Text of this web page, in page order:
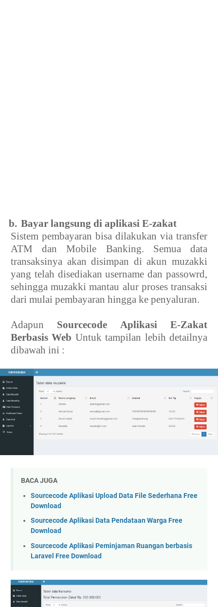
Bayar langsung di aplikasi E-zakat
Sistem pembayaran bisa dilakukan via transfer
ATM dan Mobile Banking. Semua data
transaksinya akan disimpan di akun muzakki
yang telah disediakan username dan passowrd,
sehingga muzakki mantau alur proses transaksi
dari mulai pembayaran hingga ke penyaluran.
Adapun Sourcecode Aplikasi E-Zakat
Berbasis Web Untuk tampilan lebih detailnya
dibawah ini :
BACA JUGA
Sourcecode Aplikasi Upload Data File Sederhana Free
Download
Sourcecode Aplikasi Data Pendataan Warga Free
Download
Sourcecode Aplikasi Peminjaman Ruangan berbasis
Laravel Free Download